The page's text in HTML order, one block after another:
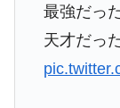
最強だっ
天才だっ